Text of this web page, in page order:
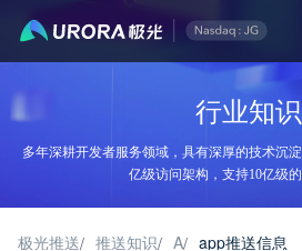
行业知识
多年深耕开发者服务领域，具有深厚的技术沉
亿级访问架构，支持10亿级
极光推送/ 推送知识/ A/ app推送信息